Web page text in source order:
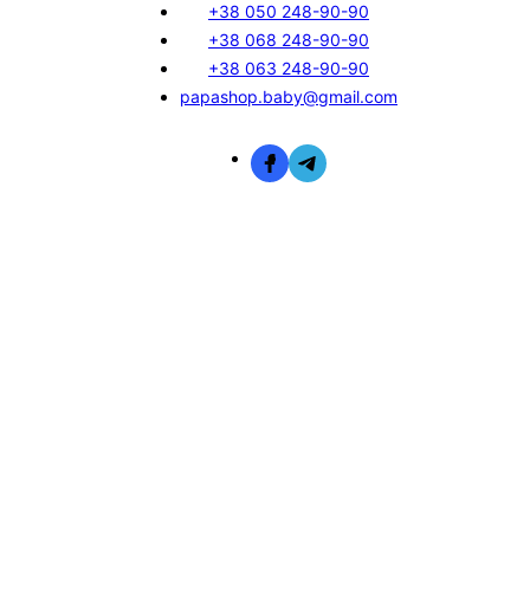
+38 050 248-90-90
+38 068 248-90-90
+38 063 248-90-90
papashop.baby@gmail.com